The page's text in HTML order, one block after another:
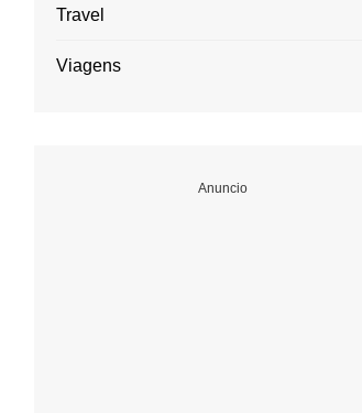
Travel
Viagens
Anuncio